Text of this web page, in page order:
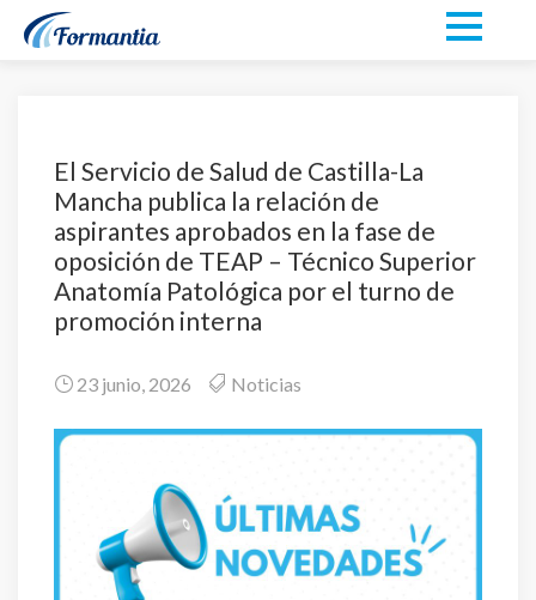
El Servicio de Salud de Castilla-La
Mancha publica la relación de
aspirantes aprobados en la fase de
oposición de TEAP – Técnico Superior
Anatomía Patológica por el turno de
promoción interna
23 junio, 2026 Noticias